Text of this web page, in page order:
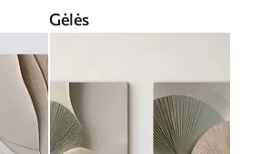
Gėlės